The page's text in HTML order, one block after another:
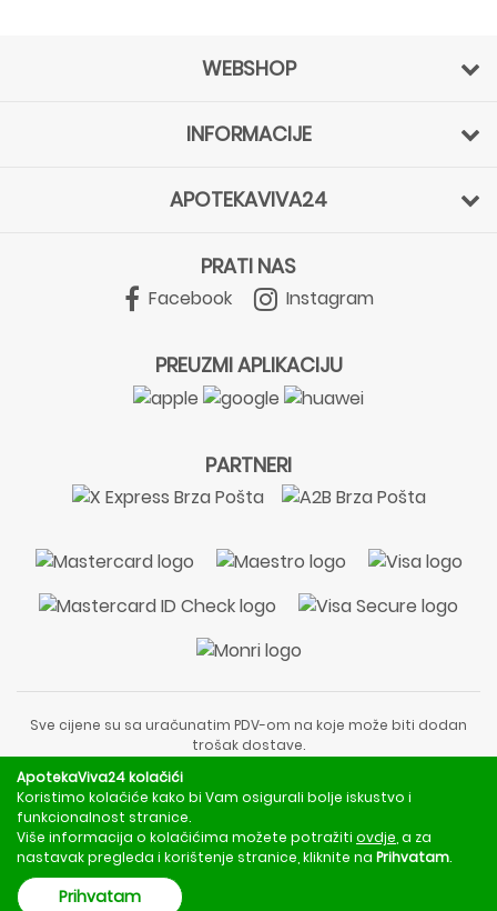
WEBSHOP
INFORMACIJE
APOTEKAVIVA24
PRATI NAS
Facebook Instagram
PREUZMI APLIKACIJU
PARTNERI
Sve cijene su sa uračunatim PDV-om na koje može biti dodan
trošak dostave.
liječnički pregled ili savjet farmaceuta.
Za obavijesti o mjerama opreza, rizicima i nuspojavama
obratite se svom liječniku ili farmaceutu.
Copyright © 2020 - 2026 | ApotekaViva24 | Sva prava zadržava
ApotekaViva24 kolačići
Koristimo kolačiće kako bi Vam osigurali bolje iskustvo i
funkcionalnost stranice.
Više informacija o kolačićima možete potražiti ovdje , a za
nastavak pregleda i korištenje stranice, kliknite na Prihvatam.
Prihvatam